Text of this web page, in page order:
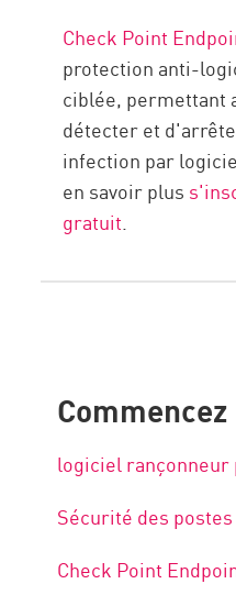
Check Point
protection anti-
ciblée, permettant
détecter et
infection par
en savoir plus
gratuit.
Commencez
logiciel rançonneur
Sécurité des postes
Check Point